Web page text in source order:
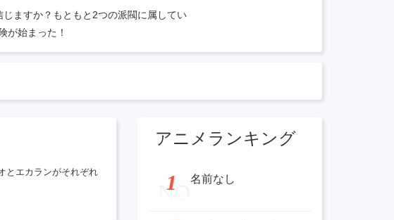
ますか？もともと2つの派閥に属してい
が始まった！
とエカランがそれぞれ
アニメランキング
NO
1 名前なし